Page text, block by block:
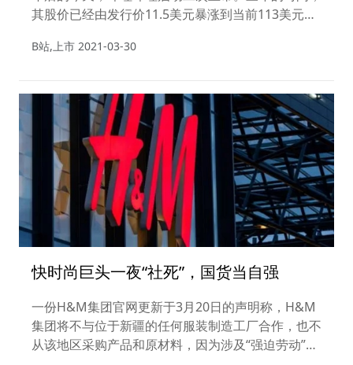
其股价已经由发行价11.5美元暴涨到当前113美元，
B站,上市 2021-03-30
快时尚巨头一夜“社死”，国货当自强
一份H&M集团官网更新于3月20日的声明称，H&M
集团将不与位于新疆的任何服装制造工厂合作，也不
从该地区采购产品和原材料，因为涉及“强迫劳动”等